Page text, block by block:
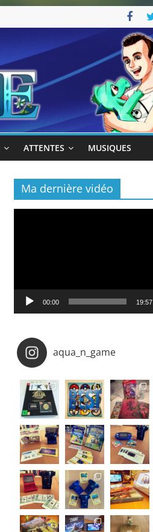
ATTENTES MUSIQUES
Ma dernière vidéo
00:00 19:57
aqua_n_game